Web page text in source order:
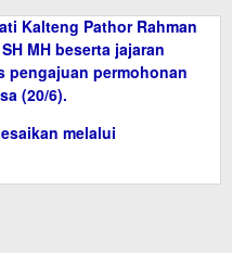
melalui